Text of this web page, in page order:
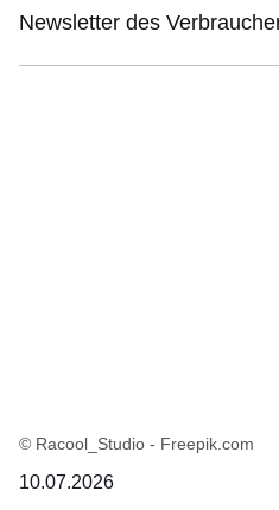
Newsletter des
© Racool_Studio - Freepik.com
10.07.2026